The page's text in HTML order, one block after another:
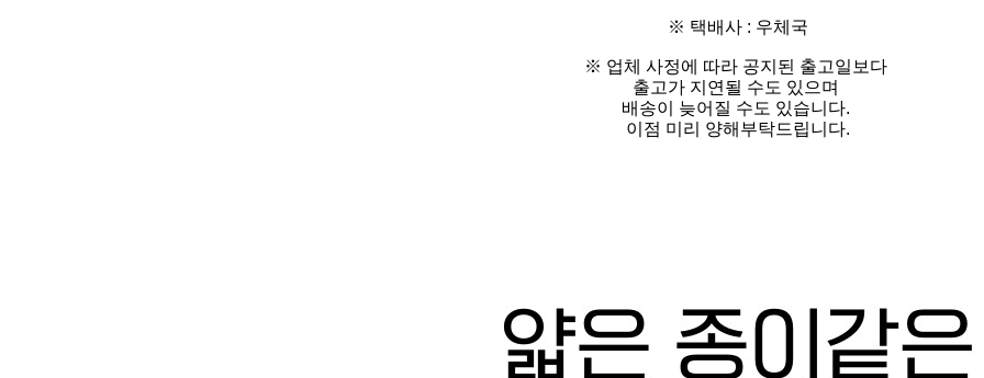
※ 택배사 : 우체국
※ 업체 사정에 따라 공지된 출고일보다
출고가 지연될 수도 있으며
배송이 늦어질 수도 있습니다.
이점 미리 양해부탁드립니다.